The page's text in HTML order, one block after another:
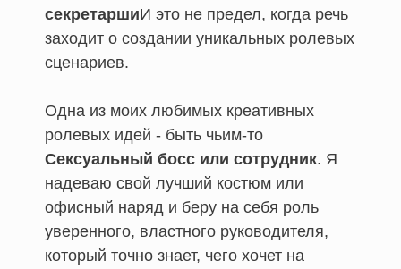
секретаршиИ это не предел, когда речь
заходит о создании уникальных ролевых
сценариев.
Одна из моих любимых креативных
ролевых идей - быть чьим-то
Сексуальный босс или сотрудник. Я
надеваю свой лучший костюм или
офисный наряд и беру на себя роль
уверенного, властного руководителя,
который точно знает, чего хочет на